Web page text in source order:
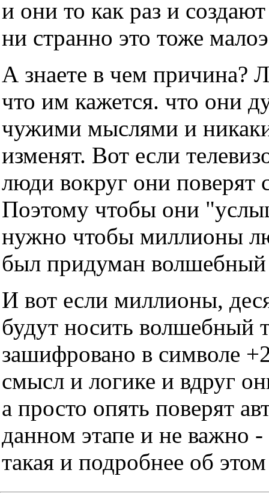
и они то как раз и
ни странно это тоже
А знаете в чем причина?
что им кажется. что они
чужими мыслями и
изменят. Вот если
люди вокруг они поверят
Поэтому чтобы они
нужно чтобы миллионы
был придуман волшебный
И вот если миллионы,
будут носить волшебный
зашифровано в символе
смысл и логике и вдруг
а просто опять поверят
данном этапе и не важно
такая и подробнее об